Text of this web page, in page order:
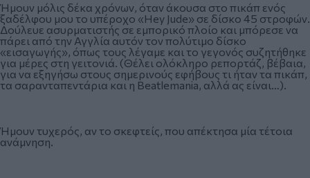
Ήμουν μόλις δέκα χρόνων, όταν άκουσα στο πικάπ ενός
ξαδέλφου μου το υπέροχο «Hey Jude» σε δίσκο 45 στροφών.
Δούλευε ασυρματιστής σε εμπορικό πλοίο και μπόρεσε να
πάρει από την Αγγλία αυτόν τον πολύτιμο δίσκο
«εισαγωγής», όπως τους λέγαμε και το γεγονός συζητήθηκε
για μέρες στη γειτονιά. (Θέλει ολόκληρο ρεπορτάζ, βέβαια,
για να εξηγήσω στους σημερινούς εφήβους τι ήταν τα πικάπ,
τα σαρανταπεντάρια και η Beatlemania, αλλά ας είναι…).
Ήμουν τυχερός, αν το σκεφτείς, που απέκτησα μία τέτοια
ανάμνηση.